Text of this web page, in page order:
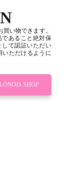
買い物できます。
であること絶対保
して認証いただい
いただけるように
SHOP